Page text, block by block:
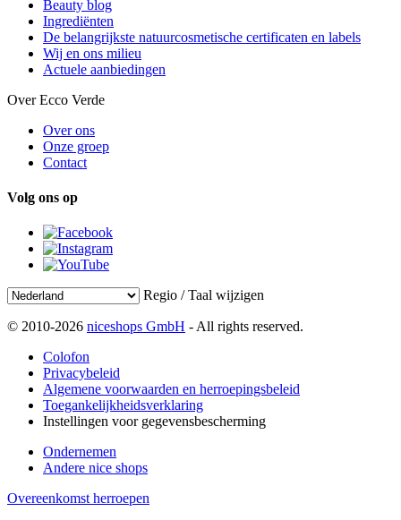
Beauty blog
Ingrediënten
De belangrijkste natuurcosmetische certificaten en labels
Wij en ons milieu
Actuele aanbiedingen
Over Ecco Verde
Over ons
Onze groep
Contact
Volg ons op
Regio / Taal wijzigen
© 2010-2026 niceshops GmbH - All rights reserved.
Colofon
Privacybeleid
Algemene voorwaarden en herroepingsbeleid
Toegankelijkheidsverklaring
Instellingen voor gegevensbescherming
Ondernemen
Andere nice shops
Overeenkomst herroepen